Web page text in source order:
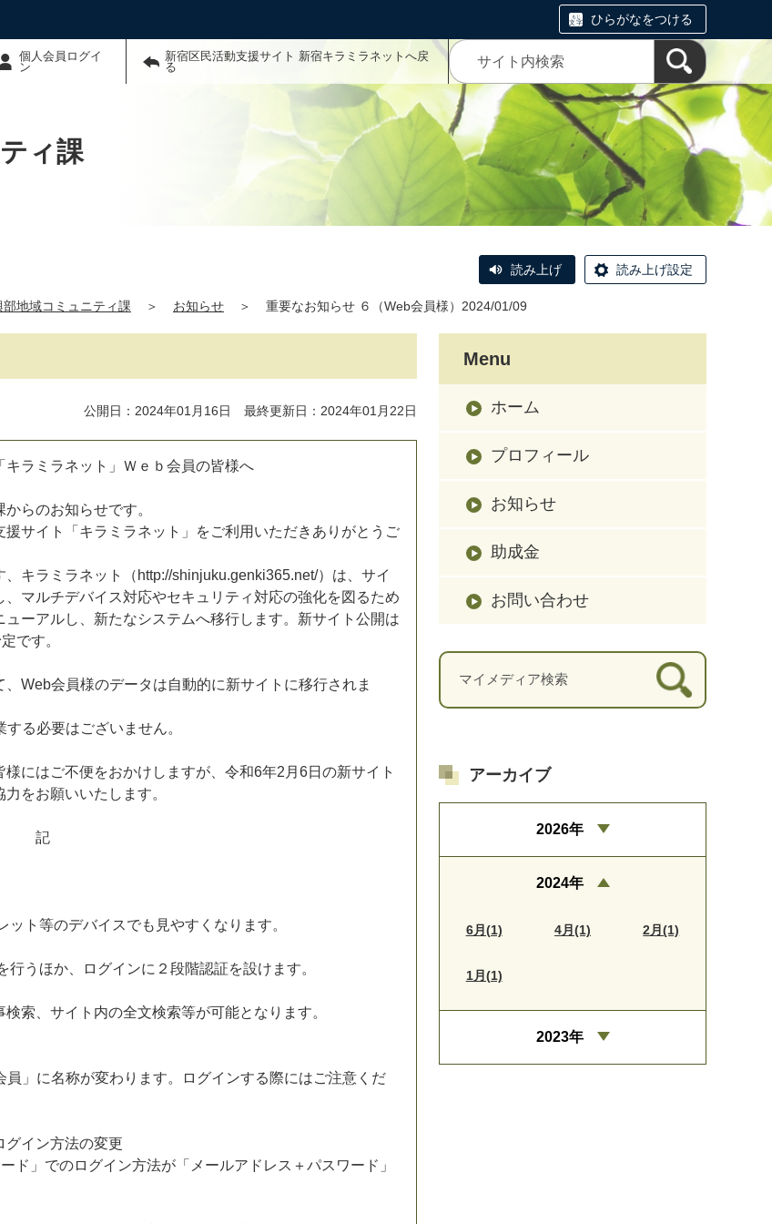
ひらがなをつける
個人会員ログイ
ン
新宿区民活動支援サイト 新宿キラミラネットへ戻
る
ィ課
読み上げ 読み上げ設定
地域コミュニティ課 ＞ お知らせ ＞ 重要なお知らせ ６（Web会員様）2024/01/09
公開日：2024年01月16日 最終更新日：2024年01月22日
「 キラ ミ ラネッ ト 」 Ｗ ｅ ｂ 会 員の皆様へ
からのお知らせです。
援サイ ト 「 キラ ミ ラネッ ト 」 をご利 用 いただき あ り がと う ご
キラ ミ ラネッ ト （ http://shinjuku.genki365.net/） は サイ
マルチデバイ ス対応やセキ ュ リ テ ィ 対応の強化を図 るため
ュ ーアルし 新たなシステ ムへ移行し ま す。 新サイ ト 公開は
定です。
Web会 員様のデータは自動的に新サイ ト に移行さ れま
する必要はござい ま せん。
様にはご不便をおかけ し ま すが 令和6年2 月 6日 の新サイ ト
力 をお願いいた し ま す。
記
ッ ト 等のデバイ スでも 見やす く な り ま す。
行う ほか ロ グイ ンに ２ 段階認証を設け ま す。
検索 サイ ト 内の全文検索等が可能と な り ま す。
員 」 に名称が変わ り ま す。 ロ グイ ンする際にはご注意 く だ
グイ ン方法の変更
ー ド 」 でのロ グイ ン方法が 「 メ ールア ド レ ス ＋パス ワー ド 」
Menu
ホーム
プロフィール
お知らせ
助成金
お問い合わせ
アーカイブ
2026年
2024年
6月(1) 4月(1) 2月(1)
1月(1)
2023年